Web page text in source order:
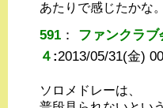
あたりで感じたかな。
591 ： ファンクラブ
４ :2013/05/31(金)
ソロメドレーは、